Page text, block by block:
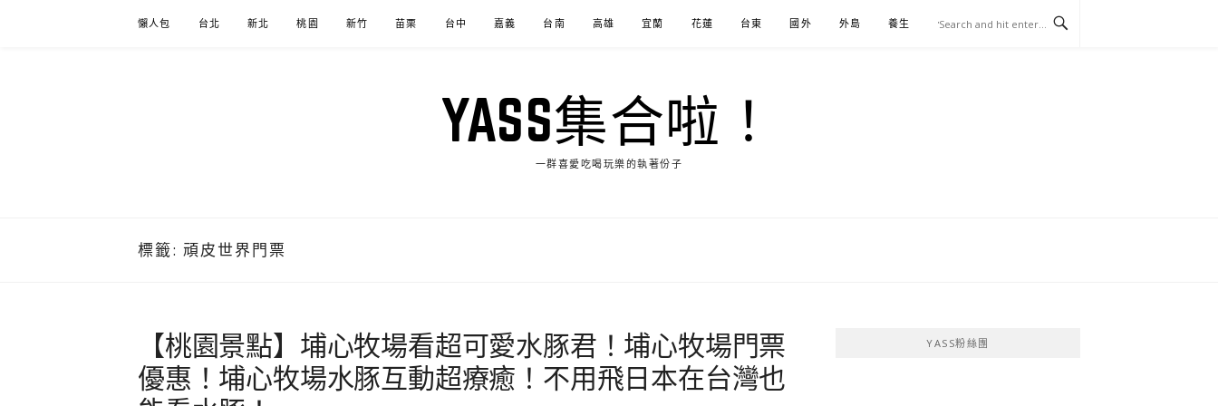
懶人包 台北 新北 桃園 新竹 苗栗 台中 嘉義 台南 高雄 宜蘭 花蓮 台東 國外 外島 養生 伴手禮
YASS集合啦！
一群喜愛吃喝玩樂的執著份子
標籤: 頑皮世界門票
【桃園景點】埔心牧場看超可愛水豚君！埔心牧場門票
優惠！埔心牧場水豚互動超療癒！不用飛日本在台灣也
YASS粉絲團